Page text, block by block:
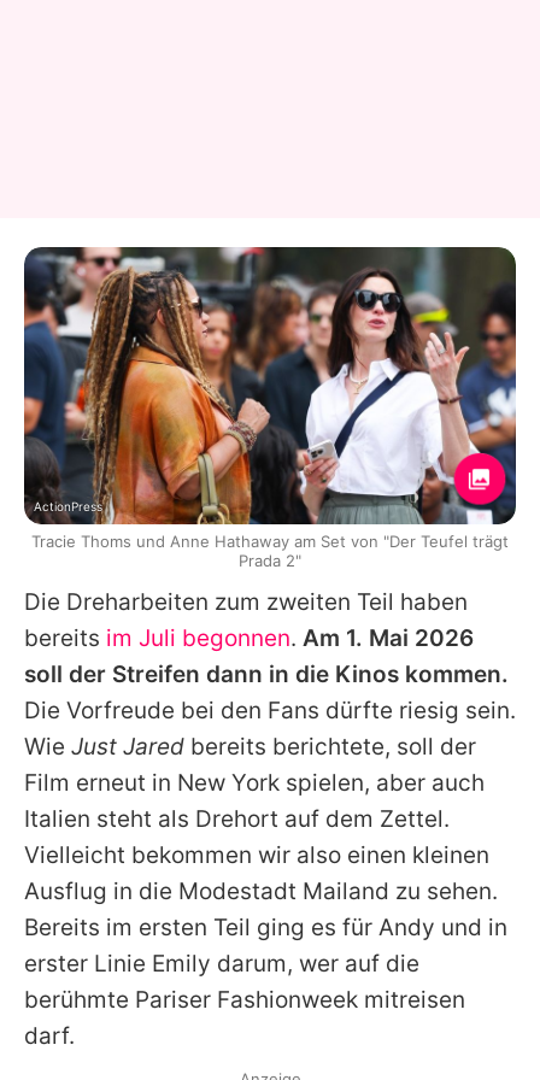
Die Dreharbeiten zum zweiten Teil haben
bereits im Juli begonnen. Am 1. Mai 2026
soll der Streifen dann in die Kinos kommen.
Die Vorfreude bei den Fans dürfte riesig sein.
Wie Just Jared bereits berichtete, soll der
Film erneut in New York spielen, aber auch
Italien steht als Drehort auf dem Zettel.
Vielleicht bekommen wir also einen kleinen
Ausflug in die Modestadt Mailand zu sehen.
Bereits im ersten Teil ging es für Andy und in
erster Linie Emily darum, wer auf die
berühmte Pariser Fashionweek mitreisen
darf.
ActionPress
Tracie Thoms und Anne Hathaway am Set von "Der Teufel trägt
Prada 2"